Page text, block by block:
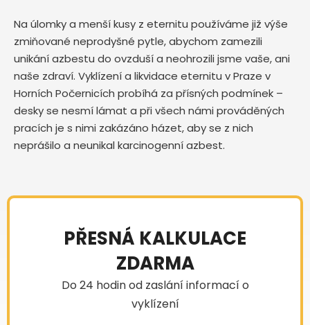
Na úlomky a menší kusy z eternitu používáme již výše
zmiňované neprodyšné pytle, abychom zamezili
unikání azbestu do ovzduší a neohrozili jsme vaše, ani
naše zdraví. Vyklízení a likvidace eternitu v Praze v
Horních Počernicích probíhá za přísných podmínek –
desky se nesmí lámat a při všech námi prováděných
pracích je s nimi zakázáno házet, aby se z nich
neprášilo a neunikal karcinogenní azbest.
PŘESNÁ KALKULACE
ZDARMA
Do 24 hodin od zaslání informací o
vyklízení